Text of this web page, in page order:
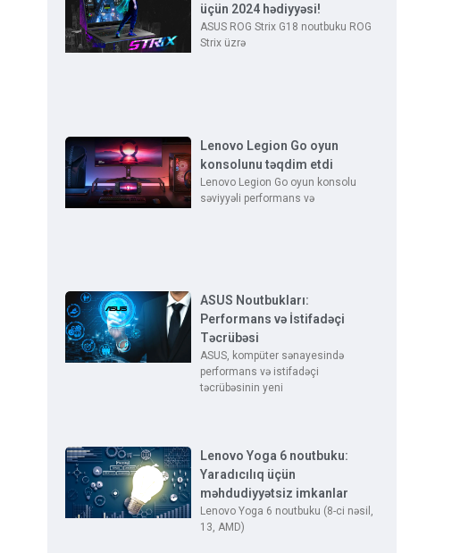
üçün 2024 hədiyyəsi!
ASUS ROG Strix G18 noutbuku ROG
Strix üzrə
Lenovo Legion Go oyun
konsolunu təqdim etdi
Lenovo Legion Go oyun konsolu
səviyyəli performans və
ASUS Noutbukları:
Performans və İstifadəçi
Təcrübəsi
ASUS, kompüter sənayesində
performans və istifadəçi
təcrübəsinin yeni
Lenovo Yoga 6 noutbuku:
Yaradıcılıq üçün
məhdudiyyətsiz imkanlar
Lenovo Yoga 6 noutbuku (8-ci nəsil,
13, AMD)